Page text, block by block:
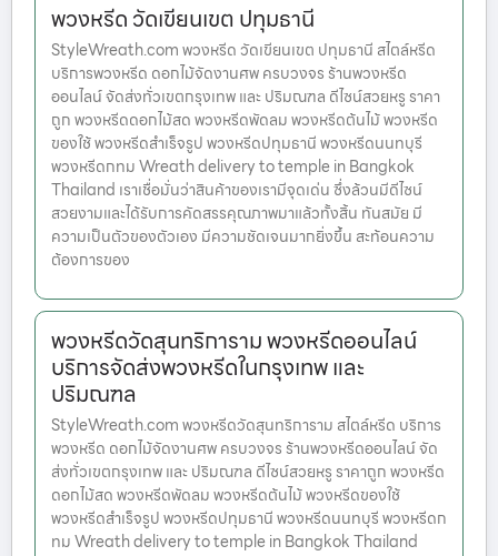
พวงหรีด วัดเขียนเขต ปทุมธานี
StyleWreath.com พวงหรีด วัดเขียนเขต ปทุมธานี สไตล์หรีด
บริการพวงหรีด ดอกไม้จัดงานศพ ครบวงจร ร้านพวงหรีด
ออนไลน์ จัดส่งทั่วเขตกรุงเทพ และ ปริมณฑล ดีไซน์สวยหรู ราคา
ถูก พวงหรีดดอกไม้สด พวงหรีดพัดลม พวงหรีดต้นไม้ พวงหรีด
ของใช้ พวงหรีดสำเร็จรูป พวงหรีดปทุมธานี พวงหรีดนนทบุรี
พวงหรีดกทม Wreath delivery to temple in Bangkok
Thailand เราเชื่อมั่นว่าสินค้าของเรามีจุดเด่น ซึ่งล้วนมีดีไซน์
สวยงามและได้รับการคัดสรรคุณภาพมาแล้วทั้งสิ้น ทันสมัย มี
ความเป็นตัวของตัวเอง มีความชัดเจนมากยิ่งขึ้น สะท้อนความ
ต้องการของ
พวงหรีดวัดสุนทริการาม พวงหรีดออนไลน์
บริการจัดส่งพวงหรีดในกรุงเทพ และ
ปริมณฑล
StyleWreath.com พวงหรีดวัดสุนทริการาม สไตล์หรีด บริการ
พวงหรีด ดอกไม้จัดงานศพ ครบวงจร ร้านพวงหรีดออนไลน์ จัด
ส่งทั่วเขตกรุงเทพ และ ปริมณฑล ดีไซน์สวยหรู ราคาถูก พวงหรีด
ดอกไม้สด พวงหรีดพัดลม พวงหรีดต้นไม้ พวงหรีดของใช้
พวงหรีดสำเร็จรูป พวงหรีดปทุมธานี พวงหรีดนนทบุรี พวงหรีดก
ทม Wreath delivery to temple in Bangkok Thailand